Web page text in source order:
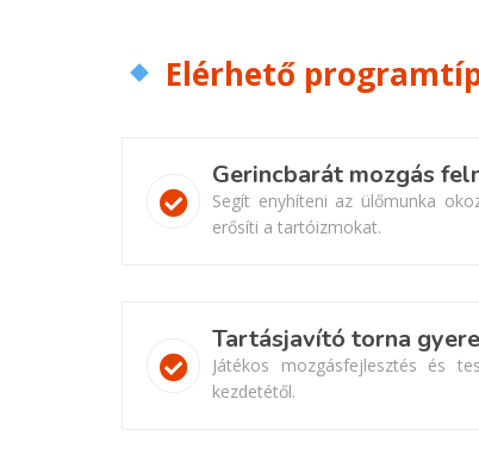
Elérhető
Gerincbarát mozgás
Segít enyhíteni az ülőmunka
erősíti a tartóizmokat.
Tartásjavító torna
Játékos mozgásfejlesztés és
kezdetétől.